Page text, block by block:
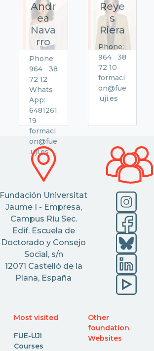
Andr
ea
Nava
rro
Phone:
964 38
72 12
Whats
App:
6481261
19
formaci
on@fue
.uji.es
Reye
s
Riera
Phone:
964 38
72 10
formaci
on@fue
.uji.es
Fundación Universitat
Jaume I - Empresa,
Campus Riu Sec.
Edif. Escuela de
Doctorado y Consejo
Social, s/n
12071 Castelló de la
Plana, España
Most visited
FUE-UJI
Courses
Other
foundation
Websites